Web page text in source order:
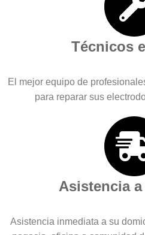
Técnicos
El mejor equipo de
para reparar sus
Asistencia
Asistencia inmediata a su